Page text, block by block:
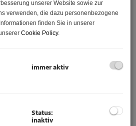
Raumaufteilung
alle, die Wohnen und Arbeiten
und direktem
unserer Website sowie zur
verwenden, die dazu personenbezogene
finden Sie in unserer
Cookie Policy.
immer aktiv
Status:
inaktiv